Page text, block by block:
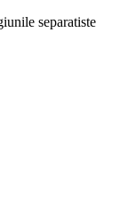
separatiste